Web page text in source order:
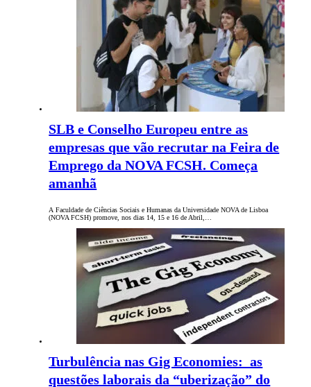
SLB e Conselho Europeu entre as
empresas que vão recrutar na Feira de
Emprego da NOVA FCSH. Começa
amanhã
A Faculdade de Ciências Sociais e Humanas da Universidade NOVA de Lisboa
(NOVA FCSH) promove, nos dias 14, 15 e 16 de Abril,…
Turbulência nas Gig Economies: as
questões laborais da “uberização” do